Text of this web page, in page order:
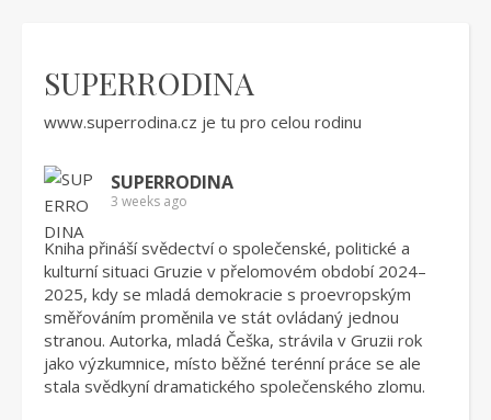
SUPERRODINA
www.superrodina.cz je tu pro celou rodinu
SUPERRODINA
3 weeks ago
Kniha přináší svědectví o společenské, politické a
kulturní situaci Gruzie v přelomovém období 2024–
2025, kdy se mladá demokracie s proevropským
směřováním proměnila ve stát ovládaný jednou
stranou. Autorka, mladá Češka, strávila v Gruzii rok
jako výzkumnice, místo běžné terénní práce se ale
stala svědkyní dramatického společenského zlomu.